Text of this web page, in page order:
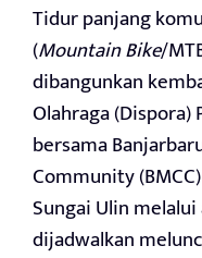
Tidur panjang
(Mountain Bike/
dibangunkan
Olahraga
bersama
Community
Sungai Ulin
dijadwalkan